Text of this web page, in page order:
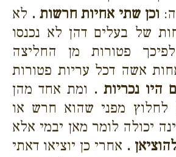
וכן שתי אחיות חרשות . לא
של בעלים דהן לא נכנסו
פטורות מן החליצה
אשה דכל עריות פטורות
היו נכריות . ומת אחד מהן
לחלוץ מפני שהוא חרש או
יכולה לומר מאן יבמי אלא
. אחרי כן יוציאו דאתי